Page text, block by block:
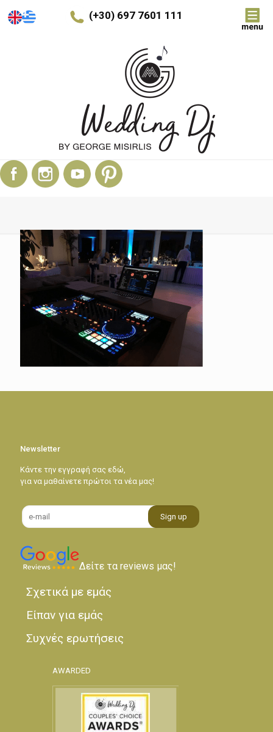
(+30) 697 7601 111
Newsletter
Κάντε την εγγραφή σας εδώ,
για να μαθαίνετε πρώτοι τα νέα μας!
Δείτε τα reviews μας!
Σχετικά με εμάς
Είπαν για εμάς
Συχνές ερωτήσεις
AWARDED